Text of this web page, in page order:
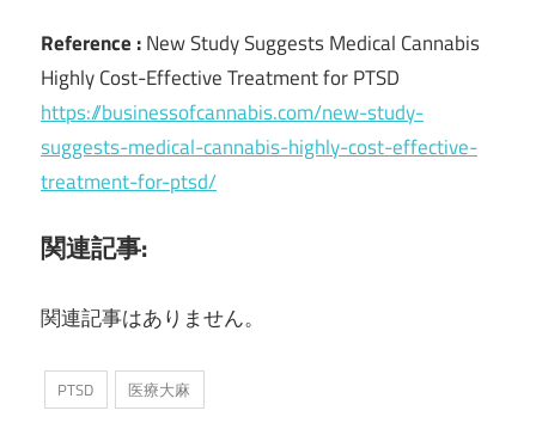
Reference :New Study Suggests Medical Cannabis
Highly Cost-Effective Treatment for PTSD
https://businessofcannabis.com/new-study-
suggests-medical-cannabis-highly-cost-effective-
treatment-for-ptsd/
関連記事:
関連記事はありません。
PTSD 医療大麻